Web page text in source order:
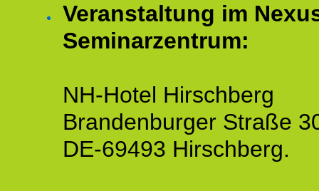
Veranstaltung im
Seminarzentrum:
NH-Hotel Hirschberg
Brandenburger Straße
DE-69493 Hirschberg.